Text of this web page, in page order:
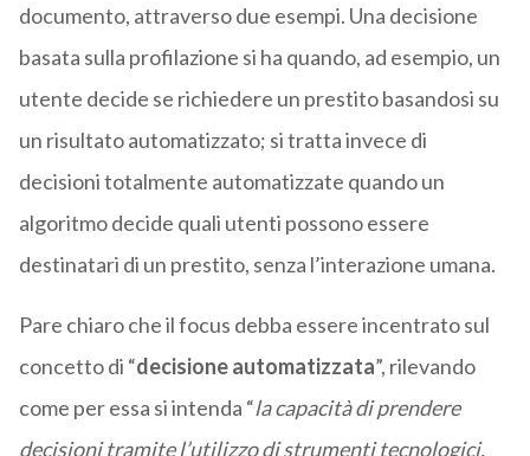
documento, attraverso due esempi. Una decisione
basata sulla profilazione si ha quando, ad esempio, un
utente decide se richiedere un prestito basandosi su
un risultato automatizzato; si tratta invece di
decisioni totalmente automatizzate quando un
algoritmo decide quali utenti possono essere
destinatari di un prestito, senza l’interazione umana.
Pare chiaro che il focus debba essere incentrato sul
concetto di “decisione automatizzata”, rilevando
come per essa si intenda “la capacità di prendere
decisioni tramite l’utilizzo di strumenti tecnologici,